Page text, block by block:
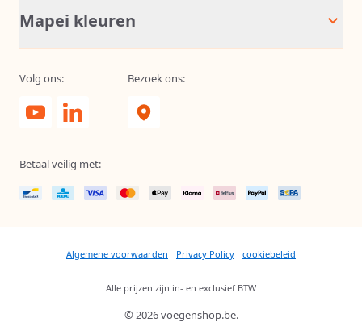
Mapei kleuren
Volg ons: Bezoek ons:
Betaal veilig met:
Algemene voorwaarden Privacy Policy cookiebeleid
Alle prijzen zijn in- en exclusief BTW
© 2026 voegenshop.be.